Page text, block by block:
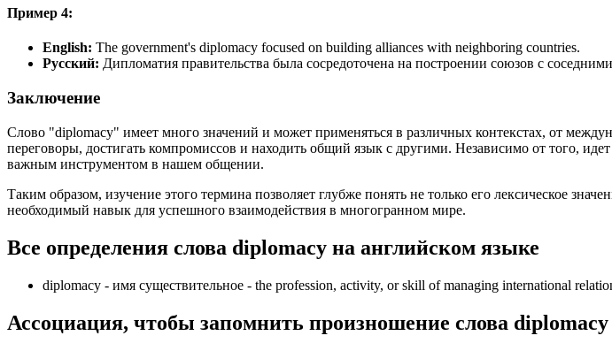
Пример 4:
English: The government's diplomacy focused on building alliances with neighboring countries.
Русский: Дипломатия правительства была сосредоточена на построении союзов с
Заключение
Слово "diplomacy" имеет много значений и может применяться в различных контекстах, от
переговоры, достигать компромиссов и находить общий язык с другими. Независимо от того,
важным инструментом в нашем общении.
Таким образом, изучение этого термина позволяет глубже понять не только его лексическое
необходимый навык для успешного взаимодействия в многогранном мире.
Все определения слова diplomacy на английском языке
diplomacy - имя существительное - the profession, activity, or skill of managing international
Ассоциация, чтобы запомнить произношение слова diplomacy